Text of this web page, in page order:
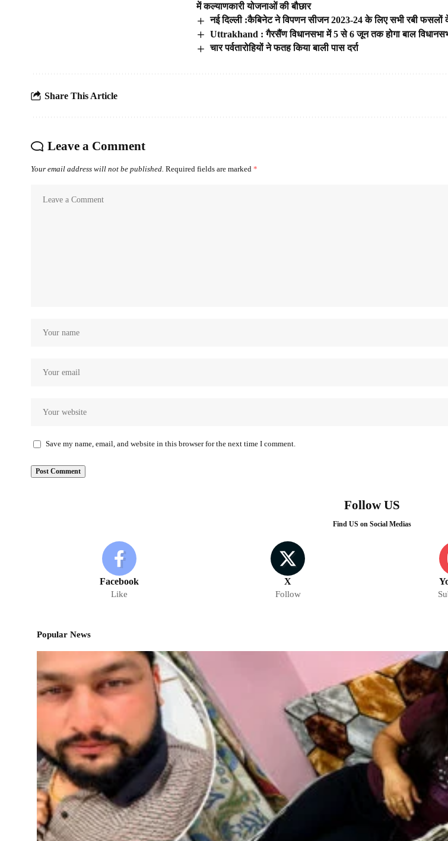
में कल्याणकारी योजनाओं की बौछार
नई दिल्ली :कैबिनेट ने विपणन सीजन 2023-24 के लिए सभी रबी फसलों
Uttrakhand : गैरसैंण विधानसभा में 5 से 6 जून तक होगा बाल
चार पर्वतारोहियों ने फतह किया बाली पास दर्रा
Share This Article
Leave a Comment
Your email address will not be published. Required fields are marked *
Save my name, email, and website in this browser for the next time I comment.
Follow US
Find US on Social Medias
Facebook
Like
X
Follow
Popular News